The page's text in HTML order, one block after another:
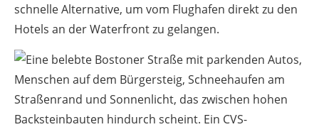
schnelle Alternative, um vom Flughafen direkt zu den
Hotels an der Waterfront zu gelangen.